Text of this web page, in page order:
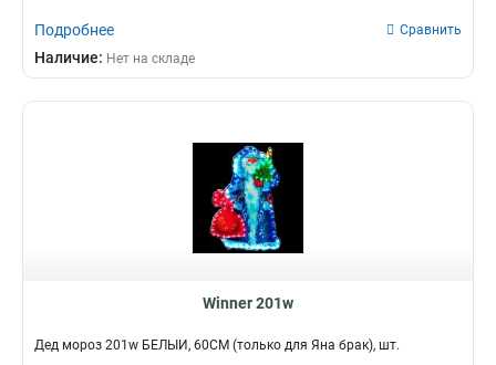
Подробнее Сравнить
Наличие: Нет на складе
Winner 201w
Дед мороз 201w БЕЛЫЙ, 60CM (только для Яна брак), шт.